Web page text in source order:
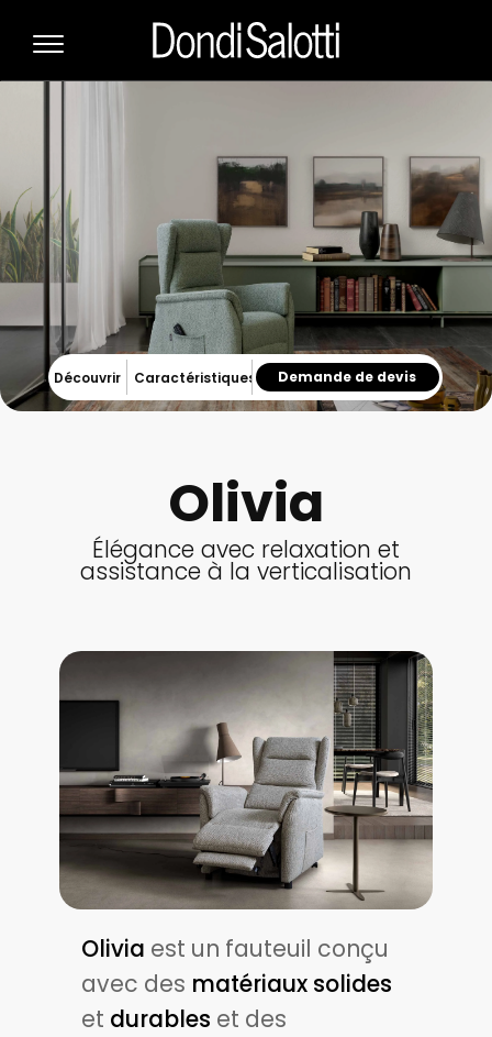
Découvrir Caractéristiques Demande de devis
Olivia
Élégance avec relaxation et
assistance à la verticalisation
Olivia est un fauteuil conçu
avec des matériaux solides
et durables et des